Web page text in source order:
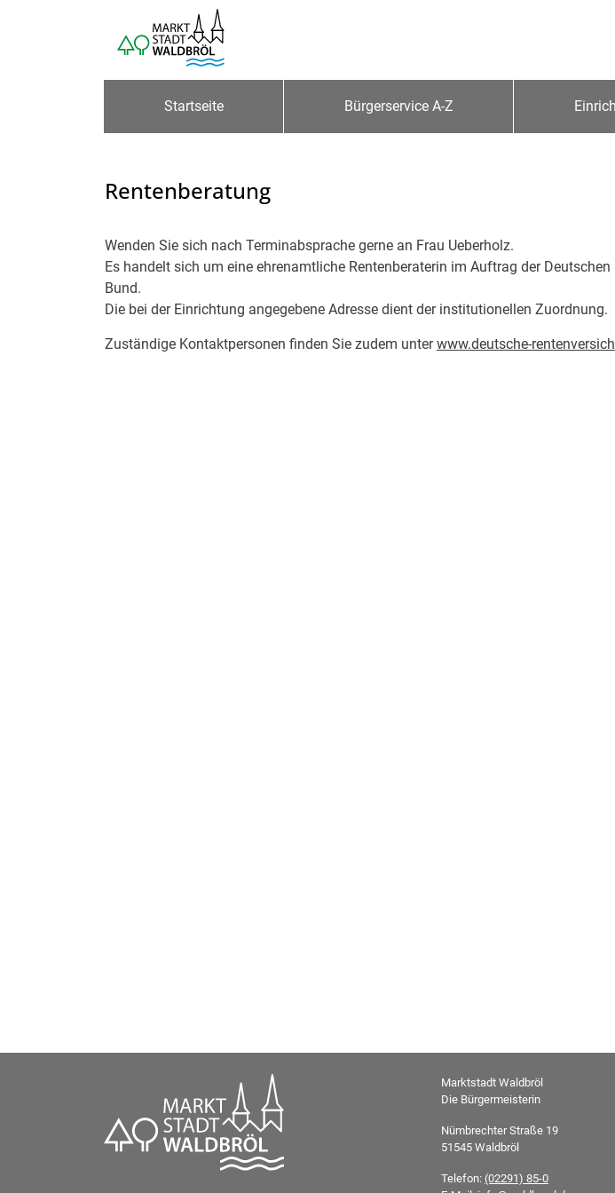
Startseite Bürgerservice A-Z
Rentenberatung
Beschreibung
Wenden Sie sich nach Terminabsprache gerne an Frau Ueberholz.
Es handelt sich um eine ehrenamtliche Rentenberaterin im Auftrag der Deutschen
Bund.
Die bei der Einrichtung angegebene Adresse dient der institutionellen Zuordnung.
Zuständige Kontaktpersonen finden Sie zudem unterwww.deutsche-
Marktstadt Waldbröl
Die Bürgermeisterin
Nümbrechter Straße 19
51545 Waldbröl
Telefon: (02291) 85-0